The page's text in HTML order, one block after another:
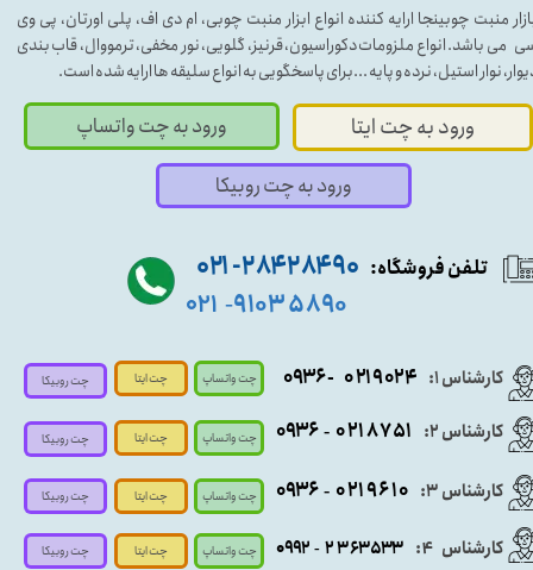
منبت چوبینجا ارایه کننده انواع ابزار منبت چوبی، ام دی اف، پلی اورتان، پی وی
می باشد. انواع ملزومات دکوراسیون، قرنیز، گلویی، نور مخفی، ترمووال، قاب بندی
نوار استیل، نرده و پایه ...برای پاسخگویی به انواع سلیقه ها ارایه شده است.
کارشناس ۱: ۰۲۱۹۰۲۴ - ۰۹۳۶
ورود به چت ایتا ورود به چت واتساپ
تلفن فروشگاه: ۹۰ ۲۸۴ ۲۸۴- ۰۲۱
۵۸۹۰ ۹۱۰۳ -۰۲۱
کارشناس ۳: ۰۲۱۹۶۱۰ -۰۹۳۶
کارشناس ۲: ۰۲۱۸۷۵۱ - ۰۹۳۶
ورود به چت روبیکا
کارشناس 4
: ۲۳۶۳۵۳۳ - ۰۹۹۲
چت واتساپ
چت واتساپ
چت واتساپ
چت واتساپ
چت ایتا
چت ایتا
چت ایتا
چت ایتا
چت روبیکا
چت روبیکا
چت روبیکا
چت روبیکا